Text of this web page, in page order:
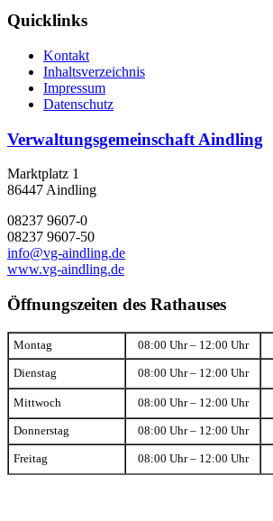
Quicklinks
Kontakt
Inhaltsverzeichnis
Impressum
Datenschutz
Verwaltungsgemeinschaft Aindling
Marktplatz 1
86447 Aindling
08237 9607-0
08237 9607-50
info@vg-aindling.de
www.vg-aindling.de
Öffnungszeiten des Rathauses
Montag 08:00 Uhr – 12:00 Uhr
Dienstag 08:00 Uhr – 12:00 Uhr
Mittwoch 08:00 Uhr – 12:00 Uhr
Donnerstag 08:00 Uhr – 12:00 Uhr
Freitag 08:00 Uhr – 12:00 Uhr